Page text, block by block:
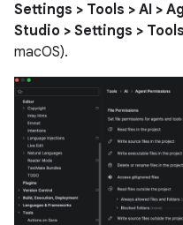
Settings > Tools > AI >
Studio > Settings >
macOS).